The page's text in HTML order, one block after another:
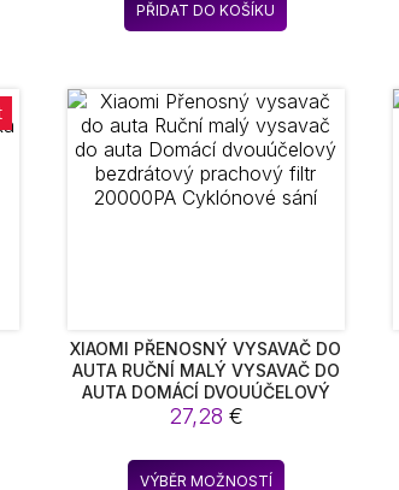
PŘIDAT DO KOŠÍKU
XIAOMI PŘENOSNÝ VYSAVAČ DO
AUTA RUČNÍ MALÝ VYSAVAČ DO
AUTA DOMÁCÍ DVOUÚČELOVÝ
BEZDRÁTOVÝ PRACHOVÝ FILTR
27,28 €
VÝBĚR MOŽNOSTÍ
Tento